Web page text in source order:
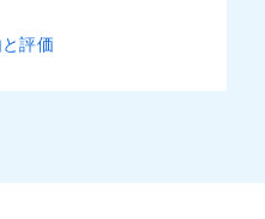
評価